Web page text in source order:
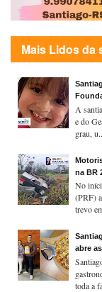
Mais Lidos da
A
e do
grau,
na BR
No
(PRF)
trevo
abre
toda a